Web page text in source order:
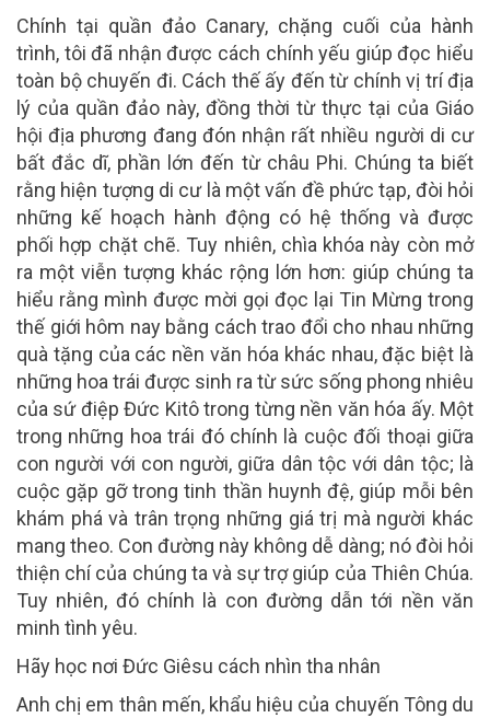
Chính tại quần đảo Canary, chặng cuối của hành
trình, tôi đã nhận được cách chính yếu giúp đọc hiểu
toàn bộ chuyến đi. Cách thế ấy đến từ chính vị trí địa
lý của quần đảo này, đồng thời từ thực tại của Giáo
hội địa phương đang đón nhận rất nhiều người di cư
bất đắc dĩ, phần lớn đến từ châu Phi. Chúng ta biết
rằng hiện tượng di cư là một vấn đề phức tạp, đòi hỏi
những kế hoạch hành động có hệ thống và được
phối hợp chặt chẽ. Tuy nhiên, chìa khóa này còn mở
ra một viễn tượng khác rộng lớn hơn: giúp chúng ta
hiểu rằng mình được mời gọi đọc lại Tin Mừng trong
thế giới hôm nay bằng cách trao đổi cho nhau những
quà tặng của các nền văn hóa khác nhau, đặc biệt là
những hoa trái được sinh ra từ sức sống phong nhiêu
của sứ điệp Đức Kitô trong từng nền văn hóa ấy. Một
trong những hoa trái đó chính là cuộc đối thoại giữa
con người với con người, giữa dân tộc với dân tộc; là
cuộc gặp gỡ trong tinh thần huynh đệ, giúp mỗi bên
khám phá và trân trọng những giá trị mà người khác
mang theo. Con đường này không dễ dàng; nó đòi hỏi
thiện chí của chúng ta và sự trợ giúp của Thiên Chúa.
Tuy nhiên, đó chính là con đường dẫn tới nền văn
minh tình yêu.
Hãy học nơi Đức Giêsu cách nhìn tha nhân
Anh chị em thân mến, khẩu hiệu của chuyến Tông du